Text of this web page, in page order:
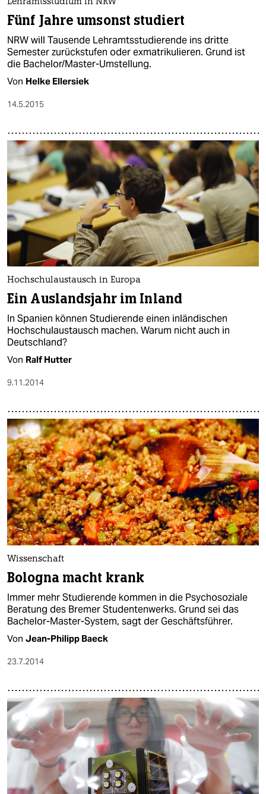
Lehramtsstudium in NRW
Fünf Jahre umsonst studiert
NRW will Tausende Lehramtsstudierende ins dritte
Semester zurückstufen oder exmatrikulieren. Grund ist
die Bachelor/Master-Umstellung.
Von Helke Ellersiek
14.5.2015
Hochschulaustausch in Europa
Ein Auslandsjahr im Inland
In Spanien können Studierende einen inländischen
Hochschulaustausch machen. Warum nicht auch in
Deutschland?
Von Ralf Hutter
9.11.2014
Wissenschaft
Bologna macht krank
Immer mehr Studierende kommen in die Psychosoziale
Beratung des Bremer Studentenwerks. Grund sei das
Bachelor-Master-System, sagt der Geschäftsführer.
Von Jean-Philipp Baeck
23.7.2014